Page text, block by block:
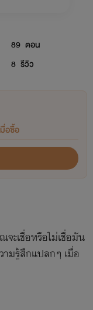
89 ตอน
8 รีวิว
อซื้อ
ะเชื่อหรือไม่เชื่อมัน
มรู้สึกแปลกๆ เมื่อ
ก เผยให้เห็นรอย